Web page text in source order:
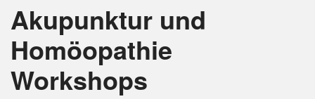
Akupunktur und
Homöopathie
Workshops